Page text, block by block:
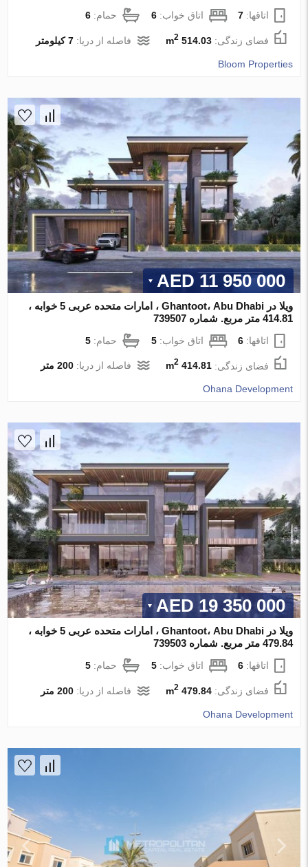
اتاقها:7 اتاق خواب:6 حمام:6
فضای زندگی:514.03 m
2 فاصله از دریا:7 کیلومتر
Bloom Properties
11 950 000 AED
ویلا در Ghantoot، Abu Dhabi ، امارات متحده عربی 5 خوابه ،
414.81 متر مربع. شماره 739507
اتاقها:6 اتاق خواب:5 حمام:5
فضای زندگی:414.81 m
2 فاصله از دریا:200 متر
Ohana Development
19 350 000 AED
ویلا در Ghantoot، Abu Dhabi ، امارات متحده عربی 5 خوابه ،
479.84 متر مربع. شماره 739503
اتاقها:6 اتاق خواب:5 حمام:5
فضای زندگی:479.84 m
2 فاصله از دریا:200 متر
Ohana Development